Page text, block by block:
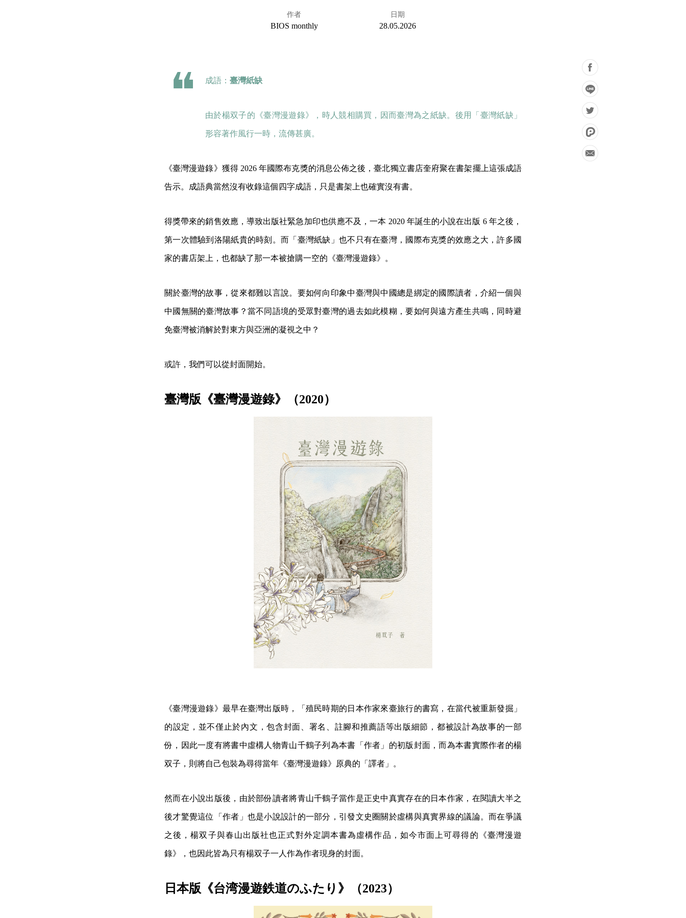
作者
BIOS monthly
日期
28.05.2026
成語： 臺灣紙缺
由於楊双子的《臺灣漫遊錄》，時人競相購買，因而臺灣為之紙缺。後用「臺灣紙缺」
形容著作風行一時，流傳甚廣。
《臺灣漫遊錄》獲得 2026 年國際布克獎的消息公佈之後，臺北獨立書店奎府聚在書架擺上這張成語
告示。成語典當然沒有收錄這個四字成語，只是書架上也確實沒有書。
得獎帶來的銷售效應，導致出版社緊急加印也供應不及，一本 2020 年誕生的小說在出版 6 年之後，
第一次體驗到洛陽紙貴的時刻。而「臺灣紙缺」也不只有在臺灣，國際布克獎的效應之大，許多國
家的書店架上，也都缺了那一本被搶購一空的《臺灣漫遊錄》。
關於臺灣的故事，從來都難以言說。要如何向印象中臺灣與中國總是綁定的國際讀者，介紹一個與
中國無關的臺灣故事？當不同語境的受眾對臺灣的過去如此模糊，要如何與遠方產生共鳴，同時避
免臺灣被消解於對東方與亞洲的凝視之中？
或許，我們可以從封面開始。
臺灣版《臺灣漫遊錄》（2020）
《臺灣漫遊錄》最早在臺灣出版時，「殖民時期的日本作家來臺旅行的書寫，在當代被重新發掘」
的設定，並不僅止於內文，包含封面、署名、註腳和推薦語等出版細節，都被設計為故事的一部
份，因此一度有將書中虛構人物青山千鶴子列為本書「作者」的初版封面，而為本書實際作者的楊
双子，則將自己包裝為尋得當年《臺灣漫遊錄》原典的「譯者」。
然而在小說出版後，由於部份讀者將青山千鶴子當作是正史中真實存在的日本作家，在閱讀大半之
後才驚覺這位「作者」也是小說設計的一部分，引發文史圈關於虛構與真實界線的議論。而在爭議
之後，楊双子與春山出版社也正式對外定調本書為虛構作品，如今市面上可尋得的《臺灣漫遊
錄》，也因此皆為只有楊双子一人作為作者現身的封面。
日本版《台湾漫遊鉄道のふたり》（2023）